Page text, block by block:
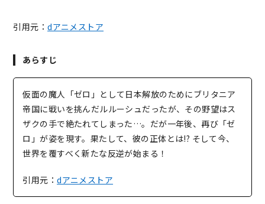
引用元：dアニメストア
あらすじ
仮面の魔人「ゼロ」として日本解放のためにブリタニア
帝国に戦いを挑んだルルーシュだったが、その野望はス
ザクの手で絶たれてしまった…。だが一年後、再び「ゼ
ロ」が姿を現す。果たして、彼の正体とは!? そして今、
世界を覆すべく新たな反逆が始まる！
引用元：dアニメストア